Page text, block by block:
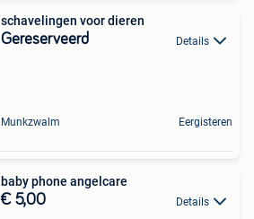
schavelingen voor dieren
Gereserveerd Details
Munkzwalm Eergisteren
baby phone angelcare
€ 5,00 Details